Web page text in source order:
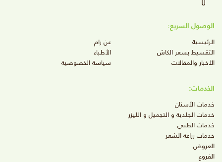
الوصول السريع:
الرئيسية
عن رام
التقسيط بسعر الكاش
الأطباء
الأخبار والمقالات
سياسة الخصوصية
الخدمات:
خدمات الأسنان
خدمات الجلدية و التجميل و الليزر
خدمات الطبي
خدمات زراعة الشعر
العروض
الفروع